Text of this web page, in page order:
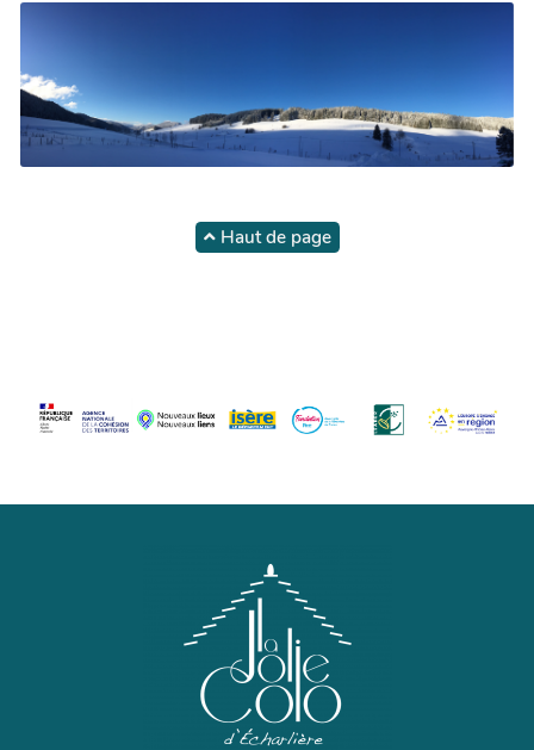
Haut de page